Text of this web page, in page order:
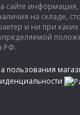
сайте
на складе,
и ни при каких
РФ.
пользования